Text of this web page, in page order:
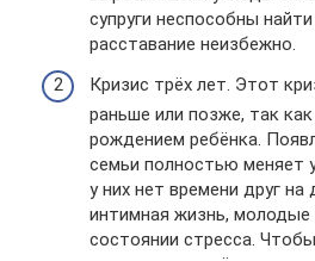
супруги неспособны
расставание неизбежно.
Кризис трёх лет. Этот
раньше или позже, так
рождением ребёнка.
семьи полностью меняет
у них нет времени друг на
интимная жизнь,
состоянии стресса.